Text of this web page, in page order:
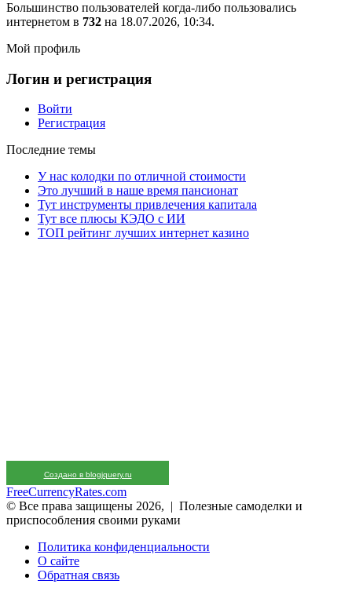
Большинство пользователей когда-либо пользовались
интернетом в 732 на 18.07.2026, 10:34.
Мой профиль
Логин и регистрация
Войти
Регистрация
Последние темы
У нас колодки по отличной стоимости
Это лучший в наше время пансионат
Тут инструменты привлечения капитала
Тут все плюсы КЭДО с ИИ
ТОП рейтинг лучших интернет казино
Создано в blogjquery.ru
FreeCurrencyRates.com
© Все права защищены 2026, | Полезные самоделки и
приспособления своими руками
Политика конфиденциальности
О сайте
Обратная связь